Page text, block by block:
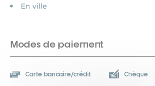
En ville
Modes de paiement
Carte bancaire/crédit Chèque